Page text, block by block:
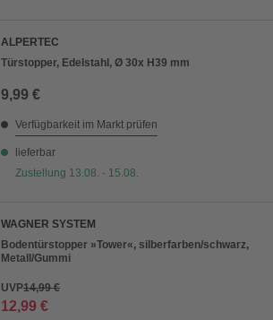
ALPERTEC
Türstopper, Edelstahl, Ø 30x H39 mm
9,99 €
Verfügbarkeit im Markt prüfen
lieferbar
Zustellung 13.08. - 15.08.
WAGNER SYSTEM
Bodentürstopper »Tower«, silberfarben/schwarz,
Metall/Gummi
UVP14,99 €
12,99 €